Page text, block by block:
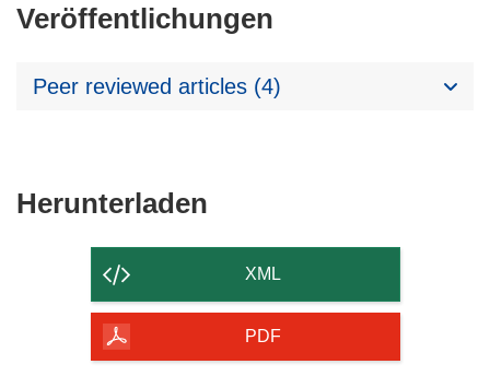
Veröffentlichungen
Peer reviewed articles (4)
Herunterladen
der
Seite
herunterladen
XML
PDF